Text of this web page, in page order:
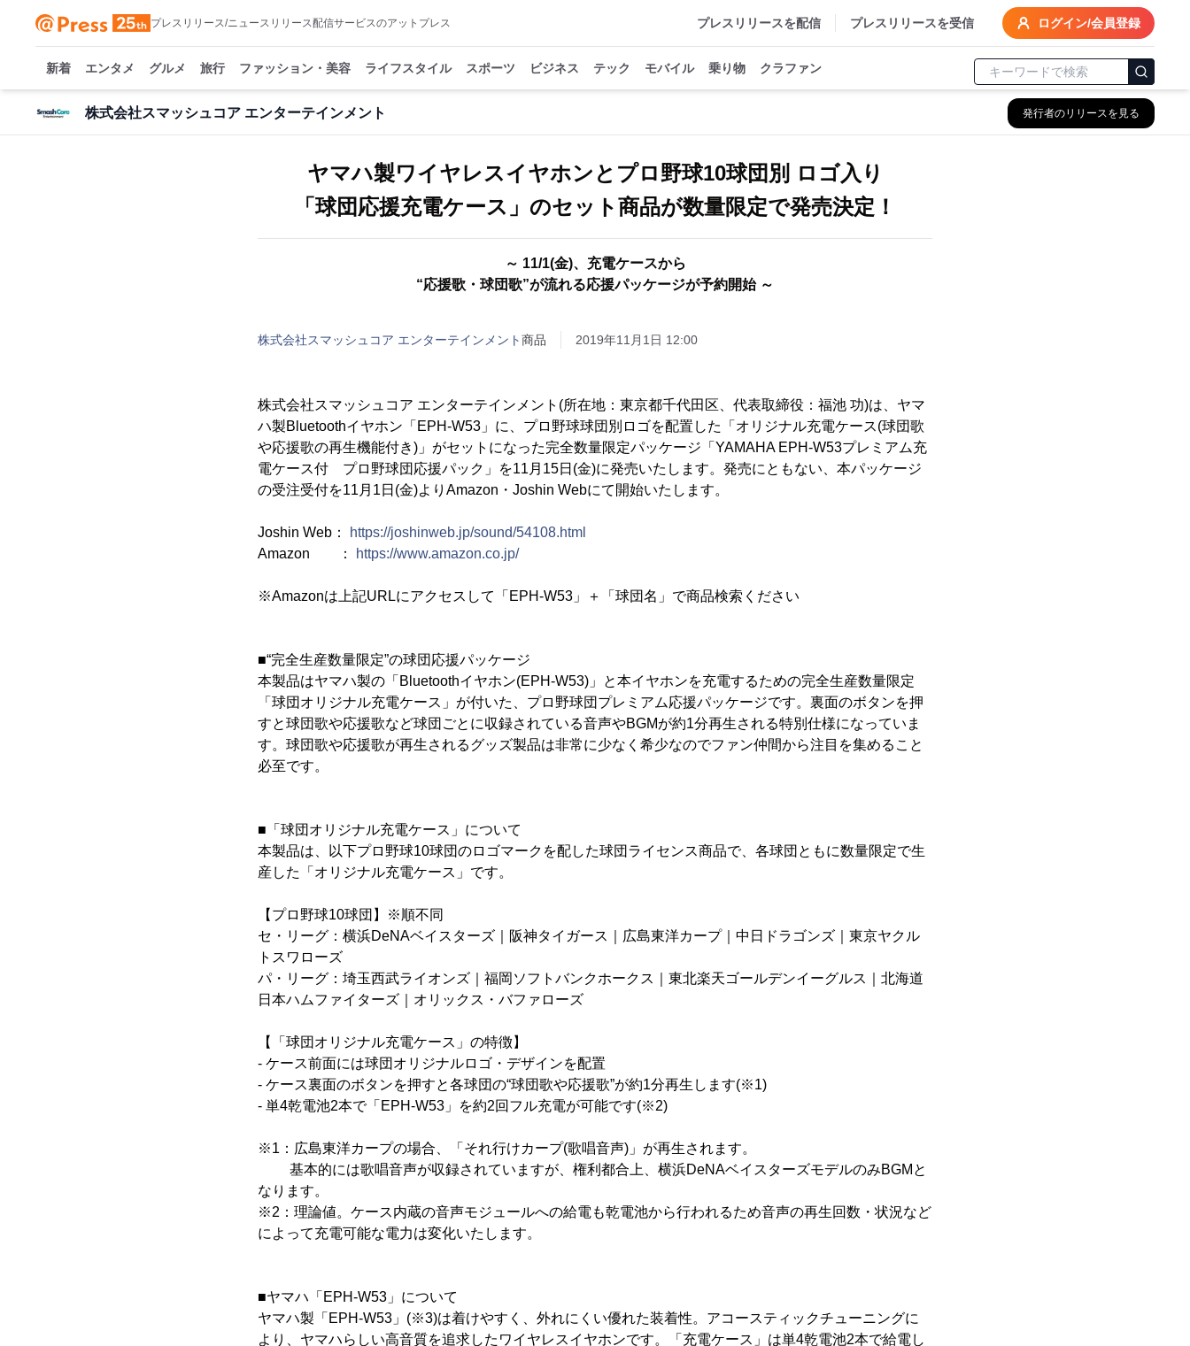
プレスリリース/ニュースリリース配信サービスのアットプレス プレスリリースを配信 プレスリリースを受信 ログイン/会員登録
新着 エンタメ グルメ 旅行 ファッション・美容 ライフスタイル スポーツ ビジネス テック モバイル 乗り物 クラファン
株式会社スマッシュコア エンターテインメント 発行者のリリースを見る
ヤマハ製ワイヤレスイヤホンとプロ野球10球団別 ロゴ入り
「球団応援充電ケース」のセット商品が数量限定で発売決定！
～ 11/1(金)、充電ケースから
“応援歌・球団歌”が流れる応援パッケージが予約開始 ～
株式会社スマッシュコア エンターテインメント商品 2019年11月1日 12:00
株式会社スマッシュコア エンターテインメント(所在地：東京都千代田区、代表取締役：福池 功)は、ヤマ
ハ製Bluetoothイヤホン「EPH-W53」に、プロ野球球団別ロゴを配置した「オリジナル充電ケース(球団歌
や応援歌の再生機能付き)」がセットになった完全数量限定パッケージ「YAMAHA EPH-W53プレミアム充
電ケース付 プロ野球団応援パック」を11月15日(金)に発売いたします。発売にともない、本パッケージ
の受注受付を11月1日(金)よりAmazon・Joshin Webにて開始いたします。
Joshin Web：
https://joshinweb.jp/sound/54108.html
Amazon ：
https://www.amazon.co.jp/
※Amazonは上記URLにアクセスして「EPH-W53」＋「球団名」で商品検索ください
■“完全生産数量限定”の球団応援パッケージ
本製品はヤマハ製の「Bluetoothイヤホン(EPH-W53)」と本イヤホンを充電するための完全生産数量限定
「球団オリジナル充電ケース」が付いた、プロ野球団プレミアム応援パッケージです。裏面のボタンを押
すと球団歌や応援歌など球団ごとに収録されている音声やBGMが約1分再生される特別仕様になっていま
す。球団歌や応援歌が再生されるグッズ製品は非常に少なく希少なのでファン仲間から注目を集めること
必至です。
■「球団オリジナル充電ケース」について
本製品は、以下プロ野球10球団のロゴマークを配した球団ライセンス商品で、各球団ともに数量限定で生
産した「オリジナル充電ケース」です。
【プロ野球10球団】※順不同
セ・リーグ：横浜DeNAベイスターズ｜阪神タイガース｜広島東洋カープ｜中日ドラゴンズ｜東京ヤクル
トスワローズ
パ・リーグ：埼玉西武ライオンズ｜福岡ソフトバンクホークス｜東北楽天ゴールデンイーグルス｜北海道
日本ハムファイターズ｜オリックス・バファローズ
【「球団オリジナル充電ケース」の特徴】
- ケース前面には球団オリジナルロゴ・デザインを配置
- ケース裏面のボタンを押すと各球団の“球団歌や応援歌”が約1分再生します(※1)
- 単4乾電池2本で「EPH-W53」を約2回フル充電が可能です(※2)
※1：広島東洋カープの場合、「それ行けカープ(歌唱音声)」が再生されます。
基本的には歌唱音声が収録されていますが、権利都合上、横浜DeNAベイスターズモデルのみBGMと
なります。
※2：理論値。ケース内蔵の音声モジュールへの給電も乾電池から行われるため音声の再生回数・状況など
によって充電可能な電力は変化いたします。
■ヤマハ「EPH-W53」について
ヤマハ製「EPH-W53」(※3)は着けやすく、外れにくい優れた装着性。アコースティックチューニングに
より、ヤマハらしい高音質を追求したワイヤレスイヤホンです。「充電ケース」は単4乾電池2本で給電し